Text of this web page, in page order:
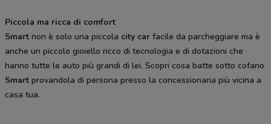
Piccola ma ricca di comfort
Smart non è solo una piccola city car facile da parcheggiare ma è
anche un piccolo gioiello ricco di tecnologia e di dotazioni che
hanno tutte le auto più grandi di lei. Scopri cosa batte sotto cofano
Smart provandola di persona presso la concessionaria più vicina a
casa tua.